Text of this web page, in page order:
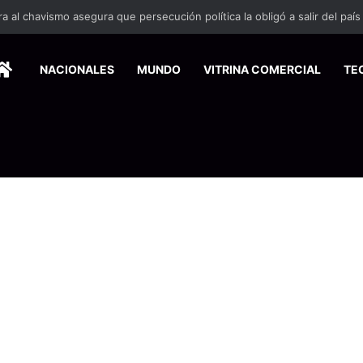
suma a la economía circular
HOMENACIONALES MUNDO VITRINA COMERCIAL